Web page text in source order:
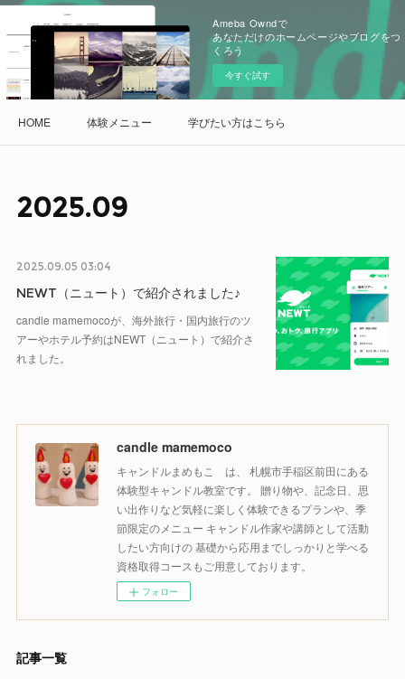
Ameba Owndで
あなただけのホームページやブログをつ
くろう
今すぐ試す
HOME 体験メニュー 学びたい方はこちら
2025.09
2025.09.05 03:04
NEWT（ニュート）で紹介されました♪
candle mamemocoが、海外旅行・国内旅行のツ
アーやホテル予約はNEWT（ニュート）で紹介さ
れました。
candle mamemoco
キャンドルまめもこ は、 札幌市手稲区前田にある
体験型キャンドル教室です。 贈り物や、記念日、思
い出作りなど気軽に楽しく体験できるプランや、季
節限定のメニュー キャンドル作家や講師として活動
したい方向けの 基礎から応用までしっかりと学べる
資格取得コースもご用意しております。
フォロー
記事一覧